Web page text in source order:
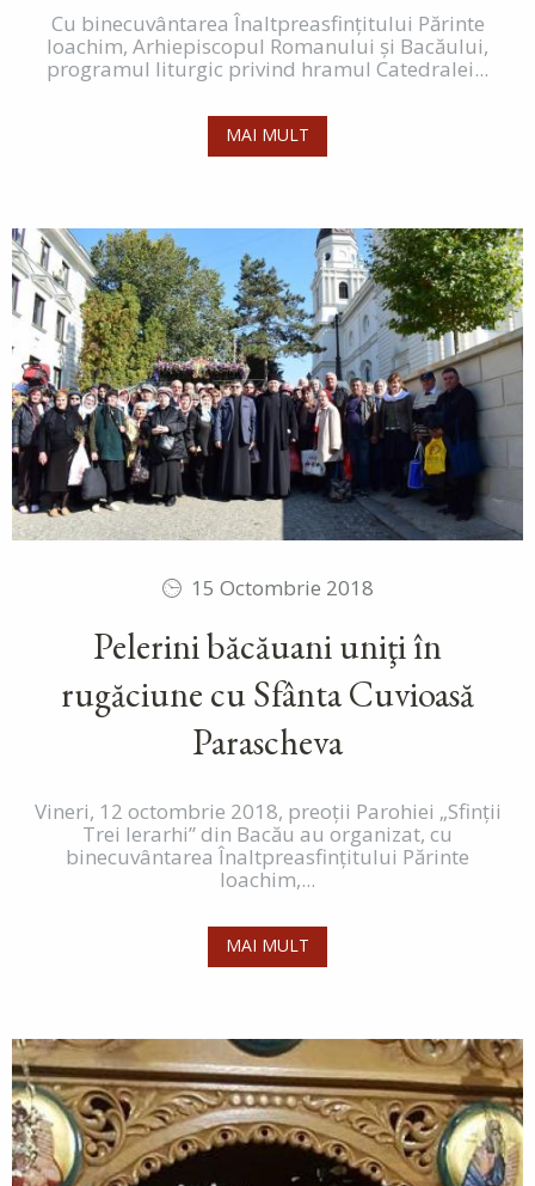
Cu binecuvântarea Înaltpreasfințitului Părinte
Ioachim, Arhiepiscopul Romanului și Bacăului,
programul liturgic privind hramul Catedralei...
MAI MULT
15 Octombrie 2018
Pelerini băcăuani uniţi în
rugăciune cu Sfânta Cuvioasă
Parascheva
Vineri, 12 octombrie 2018, preoţii Parohiei „Sfinţii
Trei Ierarhi” din Bacău au organizat, cu
binecuvântarea Înaltpreasfinţitului Părinte
Ioachim,...
MAI MULT